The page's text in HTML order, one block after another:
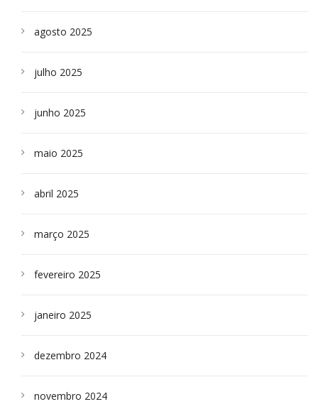
agosto 2025
julho 2025
junho 2025
maio 2025
abril 2025
março 2025
fevereiro 2025
janeiro 2025
dezembro 2024
novembro 2024